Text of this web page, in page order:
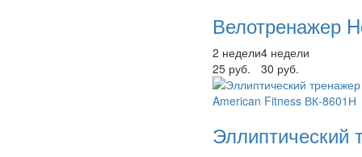
Велотренажер
2 недели4 недели
25 руб.
30 руб.
Эллиптический